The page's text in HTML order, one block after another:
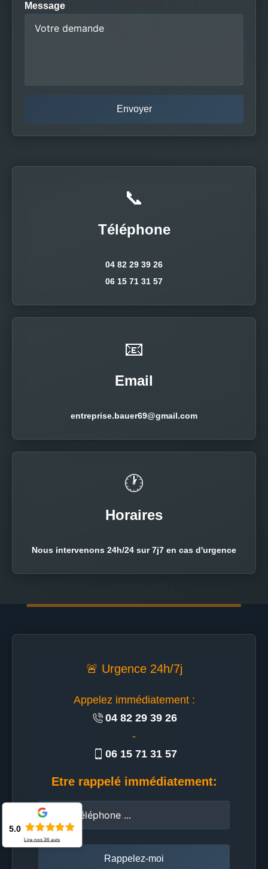
Message
📞
Téléphone
04 82 29 39 26
06 15 71 31 57
📧
Email
entreprise.bauer69@gmail.com
🕐
Horaires
Nous intervenons 24h/24 sur 7j7 en cas d'urgence
🚨 Urgence 24h/7j
Appelez immédiatement :
04 82 29 39 26
-
06 15 71 31 57
Etre rappelé immédiatement:
5.0
Lire nos36 avis